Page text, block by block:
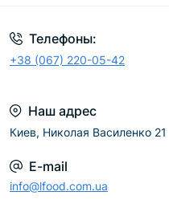
Телефоны:
+38 (067) 220-05-42
Наш адрес
Киев, Николая Василенко 21
E-mail
info@lfood.com.ua